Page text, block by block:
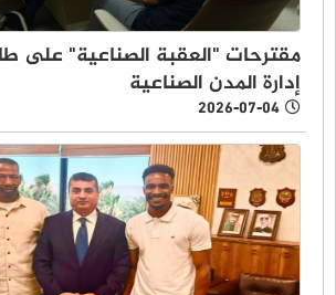
مقترحات "العقبة الصناعية" على
إدارة المدن الصناعية
2026-07-04